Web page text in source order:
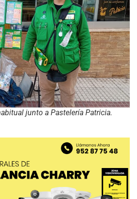
junto a Pastelería Patricia.